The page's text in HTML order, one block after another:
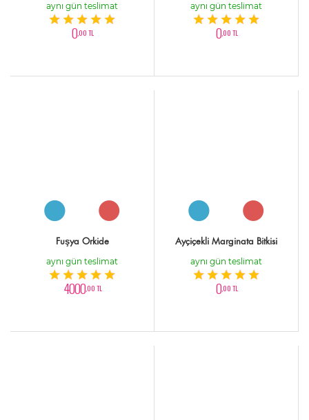
aynı gün teslimat
0,00 TL
aynı gün teslimat
0,00 TL
Fuşya Orkide
aynı gün teslimat
4000,00 TL
Ayçiçekli Marginata Bitkisi
aynı gün teslimat
0,00 TL